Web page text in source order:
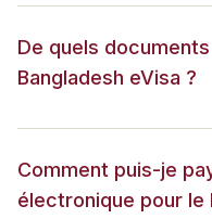
De quels
Bangladesh eVisa ?
Comment puis-je
électronique pour le